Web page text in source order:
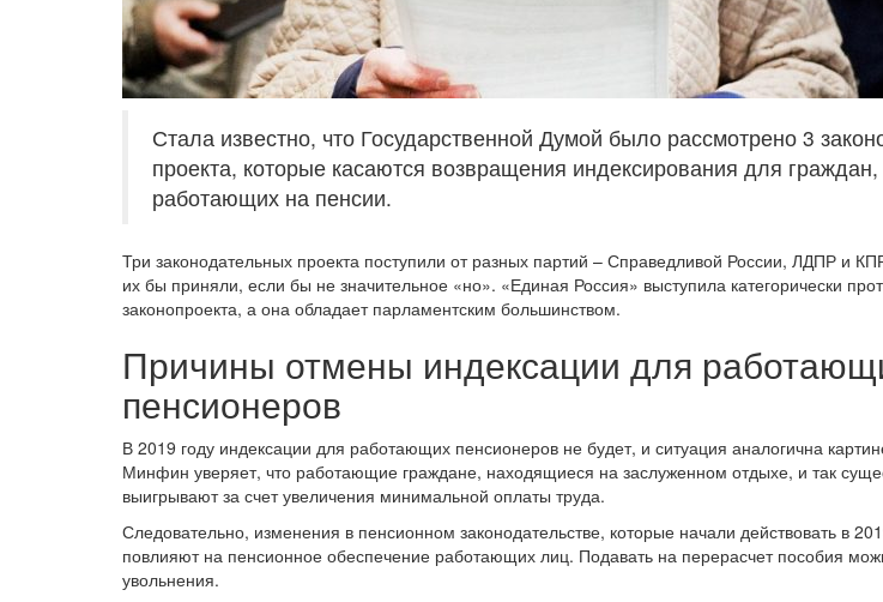
Стала известно, что Государственной Думой было рассмотрено 3
проекта, которые касаются возвращения индексирования для граждан,
работающих на пенсии.
Три законодательных проекта поступили от разных партий – Справедливой России, ЛДПР и
их бы приняли, если бы не значительное «но». «Единая Россия» выступила категорически
законопроекта, а она обладает парламентским большинством.
Причины отмены индексации для
пенсионеров
В 2019 году индексации для работающих пенсионеров не будет, и ситуация аналогична
Минфин уверяет, что работающие граждане, находящиеся на заслуженном отдыхе, и так
выигрывают за счет увеличения минимальной оплаты труда.
Следовательно, изменения в пенсионном законодательстве, которые начали действовать в
повлияют на пенсионное обеспечение работающих лиц. Подавать на перерасчет пособия
увольнения.